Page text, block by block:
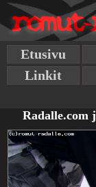
Etusivu
Linkit
Radalle.com